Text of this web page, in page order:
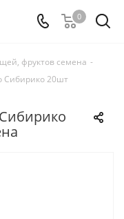
0
фруктов семена -
Сибирико 20шт